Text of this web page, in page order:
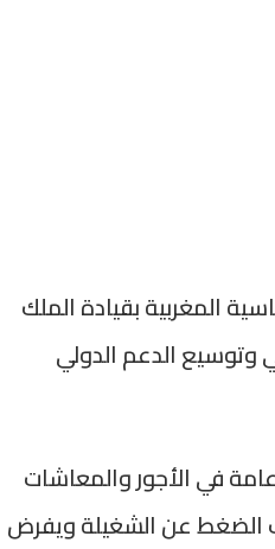
المغربية بقيادة الملك
الدعم الدولي
في الأجور والمعاشات
الضغط عن الشغيلة ويفرض